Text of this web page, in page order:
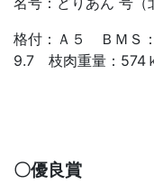
格付：Ａ５ ＢＭＳ
9.7 枝肉重量：574
〇優良賞